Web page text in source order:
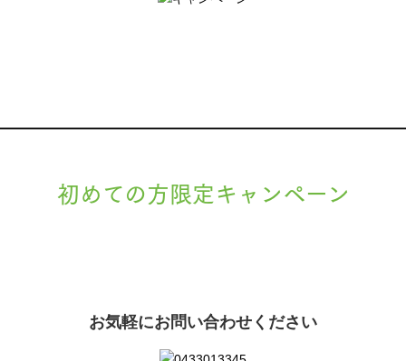
初めての方限定キャンペーン
お気軽にお問い合わせください